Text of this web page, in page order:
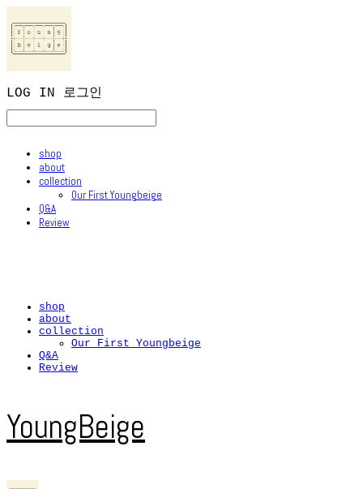
LOG IN 로그인
shop
about
collection
Our First Youngbeige
Q&A
Review
shop
about
collection
Our First Youngbeige
Q&A
Review
YoungBeige